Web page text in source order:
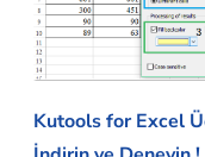
Kutools for Excel